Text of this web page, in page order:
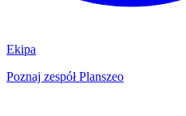
Ekipa
Poznaj zespół Planszeo